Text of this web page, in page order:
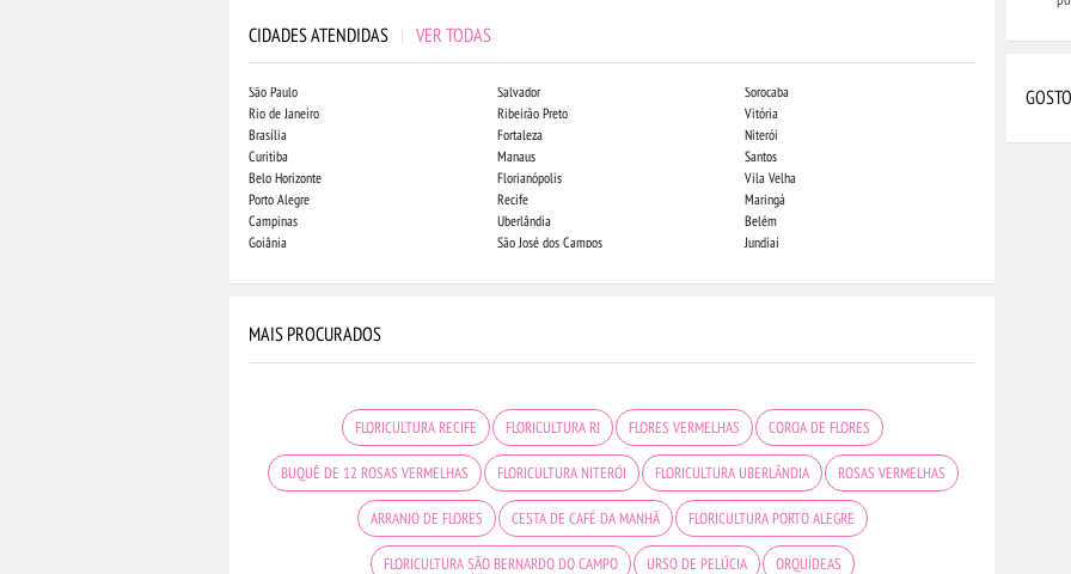
CIDADES ATENDIDAS | VER TODAS
São Paulo
Rio de Janeiro
Brasília
Curitiba
Belo Horizonte
Porto Alegre
Campinas
Goiânia
Salvador
Ribeirão Preto
Fortaleza
Manaus
Florianópolis
Recife
Uberlândia
São José dos Campos
Sorocaba
Vitória
Niterói
Santos
Vila Velha
Maringá
Belém
Jundiaí
Indaiatuba
MAIS PROCURADOS
FLORICULTURA RECIFE FLORICULTURA RJ FLORES VERMELHAS COROA DE FLORES
BUQUÊ DE 12 ROSAS VERMELHAS FLORICULTURA NITERÓI FLORICULTURA UBERLÂNDIA ROSAS VERMELHAS
ARRANJO DE FLORES CESTA DE CAFÉ DA MANHÃ FLORICULTURA PORTO ALEGRE
FLORICULTURA SÃO BERNARDO DO CAMPO URSO DE PELÚCIA ORQUÍDEAS